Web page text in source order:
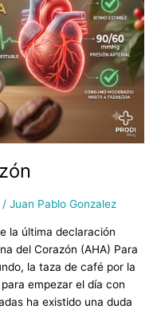
/Juan Pablo Gonzalez
la última declaración
del Corazón (AHA) Para
la taza de café por la
empezar el día con
ha existido una duda